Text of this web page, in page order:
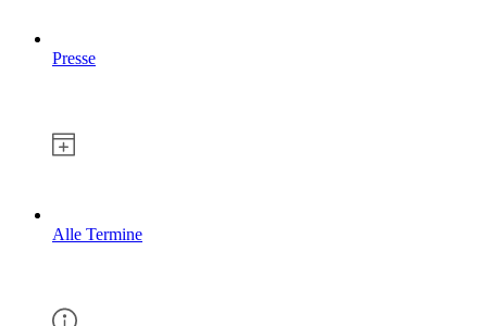
Presse
Alle Termine